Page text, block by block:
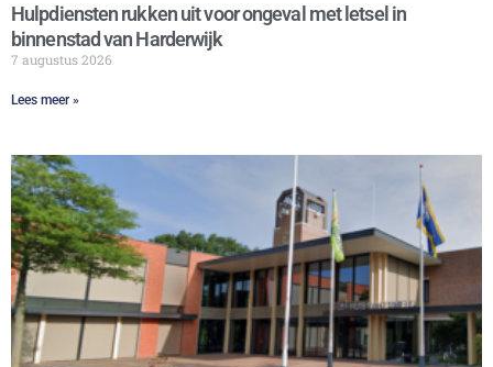
Hulpdiensten rukken uit voor ongeval met letsel in
binnenstad van Harderwijk
7 augustus 2026
Lees meer »